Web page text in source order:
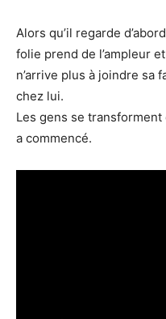
Alors qu’il regarde
folie prend de l’ampleur
n’arrive plus à joindre sa
chez lui.
Les gens se
a commencé.